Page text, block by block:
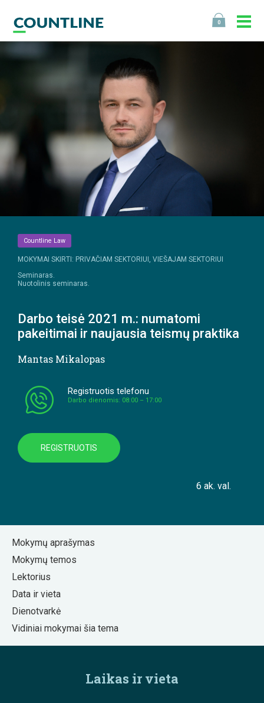
0
Countline Law
MOKYMAI SKIRTI: PRIVAČIAM SEKTORIUI, VIEŠAJAM SEKTORIUI
Seminaras.
Nuotolinis seminaras.
Darbo teisė 2021 m.: numatomi
pakeitimai ir naujausia teismų praktika
Mantas Mikalopas
Registruotis telefonu
Darbo dienomis: 08:00 – 17:00
REGISTRUOTIS
6 ak. val.
Mokymų aprašymas
Mokymų temos
Lektorius
Data ir vieta
Dienotvarkė
Vidiniai mokymai šia tema
Laikas ir vieta